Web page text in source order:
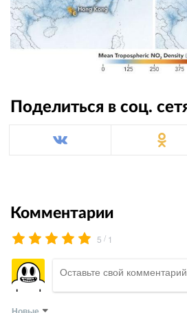
Поделиться в соц.
Комментарии
5 / 1